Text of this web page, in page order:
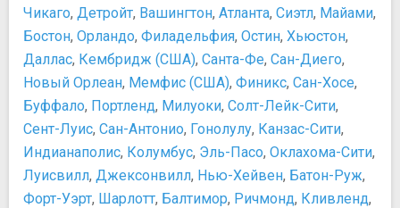
Чикаго, Детройт, Вашингтон, Атланта, Сиэтл, Майами,
Бостон, Орландо, Филадельфия, Остин, Хьюстон,
Даллас, Кембридж (США), Санта-Фе, Сан-Диего,
Новый Орлеан, Мемфис (США), Финикс, Сан-Хосе,
Буффало, Портленд, Милуоки, Солт-Лейк-Сити,
Сент-Луис, Сан-Антонио, Гонолулу, Канзас-Сити,
Индианаполис, Колумбус, Эль-Пасо, Оклахома-Сити,
Луисвилл, Джексонвилл, Нью-Хейвен, Батон-Руж,
Форт-Уэрт, Шарлотт, Балтимор, Ричмонд, Кливленд,